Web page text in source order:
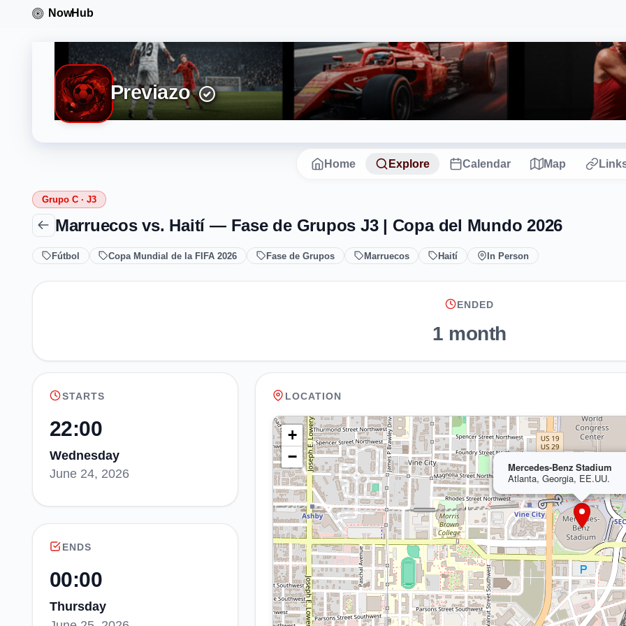
Previazo
Home Explore Calendar Map
Grupo C · J3
Marruecos vs. Haití — Fase de Grupos J3 | Copa del Mundo 2026
Fútbol Copa Mundial de la FIFA 2026 Fase de Grupos Marruecos Haití In Person
ENDED
1 month
STARTS
22:00
Wednesday
June 24, 2026
ENDS
00:00
Thursday
LOCATION
Mercedes-Benz Stadium
Atlanta, Georgia, EE.UU.
+
−